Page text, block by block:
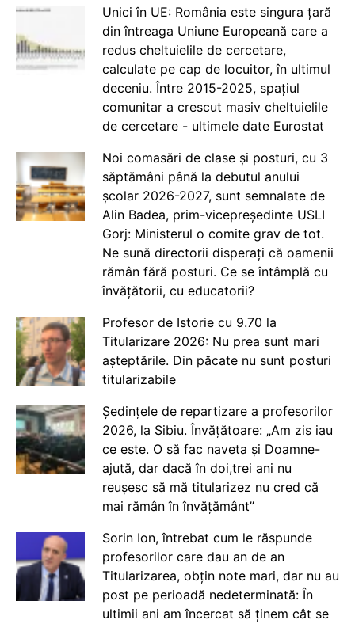
Unici în UE: România este singura țară
din întreaga Uniune Europeană care a
redus cheltuielile de cercetare,
calculate pe cap de locuitor, în ultimul
deceniu. Între 2015-2025, spațiul
comunitar a crescut masiv cheltuielile
de cercetare - ultimele date Eurostat
Noi comasări de clase și posturi, cu 3
săptămâni până la debutul anului
școlar 2026-2027, sunt semnalate de
Alin Badea, prim-vicepreședinte USLI
Gorj: Ministerul o comite grav de tot.
Ne sună directorii disperați că oamenii
rămân fără posturi. Ce se întâmplă cu
învățătorii, cu educatorii?
Profesor de Istorie cu 9.70 la
Titularizare 2026: Nu prea sunt mari
așteptările. Din păcate nu sunt posturi
titularizabile
Ședințele de repartizare a profesorilor
2026, la Sibiu. Învățătoare: „Am zis iau
ce este. O să fac naveta și Doamne-
ajută, dar dacă în doi,trei ani nu
reușesc să mă titularizez nu cred că
mai rămân în învățământ”
Sorin Ion, întrebat cum le răspunde
profesorilor care dau an de an
Titularizarea, obțin note mari, dar nu au
post pe perioadă nedeterminată: În
ultimii ani am încercat să ținem cât se